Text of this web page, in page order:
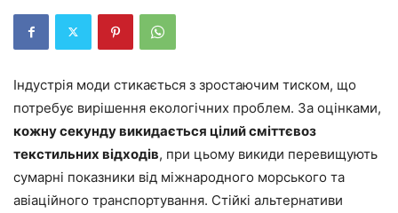
Індустрія моди стикається з зростаючим тиском, що
потребує вирішення екологічних проблем. За оцінками,
кожну секунду викидається цілий сміттєвоз
текстильних відходів, при цьому викиди перевищують
сумарні показники від міжнародного морського та
авіаційного транспортування. Стійкі альтернативи